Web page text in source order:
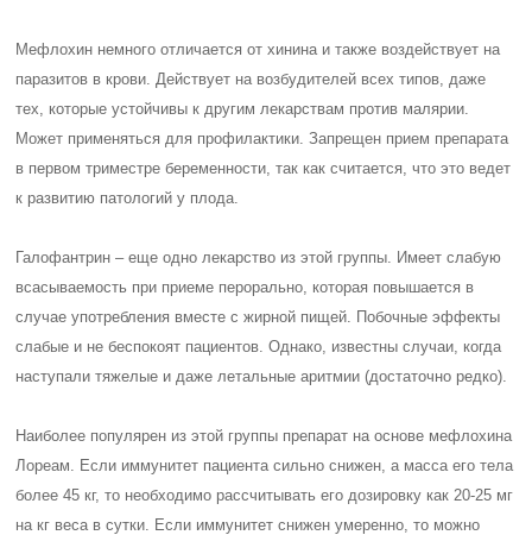
Мефлохин немного отличается от хинина и также воздействует на
паразитов в крови. Действует на возбудителей всех типов, даже
тех, которые устойчивы к другим лекарствам против малярии.
Может применяться для профилактики. Запрещен прием препарата
в первом триместре беременности, так как считается, что это ведет
к развитию патологий у плода.
Галофантрин – еще одно лекарство из этой группы. Имеет слабую
всасываемость при приеме перорально, которая повышается в
случае употребления вместе с жирной пищей. Побочные эффекты
слабые и не беспокоят пациентов. Однако, известны случаи, когда
наступали тяжелые и даже летальные аритмии (достаточно редко).
Наиболее популярен из этой группы препарат на основе мефлохина
Лореам. Если иммунитет пациента сильно снижен, а масса его тела
более 45 кг, то необходимо рассчитывать его дозировку как 20-25 мг
на кг веса в сутки. Если иммунитет снижен умеренно, то можно